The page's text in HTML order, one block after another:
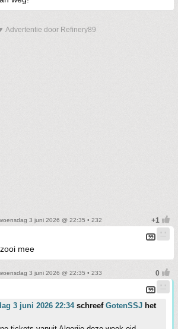
Advertentie door Refinery89
3 juni 2026 @ 22:35 • 232
mee
3 juni 2026 @ 22:35 • 233
3 juni 2026 22:34schreef GotenSSJ het